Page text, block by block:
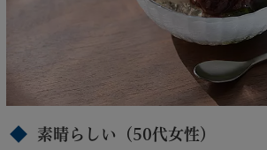
素晴らしい（50代女性）